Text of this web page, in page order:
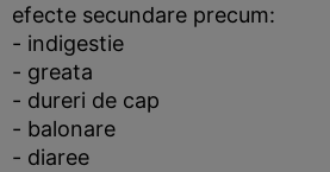
efecte secundare precum:
- indigestie
- greata
- dureri de cap
- balonare
- diaree